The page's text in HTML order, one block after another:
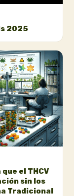
2025
el THCV
sin los
Tradicional